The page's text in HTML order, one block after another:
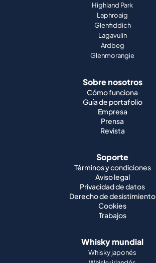
Highland Park
Laphroaig
Glenfiddich
Lagavulin
Ardbeg
Glenmorangie
Sobre nosotros
Cómo funciona
Guía de portafolio
Empresa
Prensa
Revista
Soporte
Términos y condiciones
Aviso legal
Privacidad de datos
Derecho de desistimiento
Cookies
Trabajos
Whisky mundial
Whisky japonés